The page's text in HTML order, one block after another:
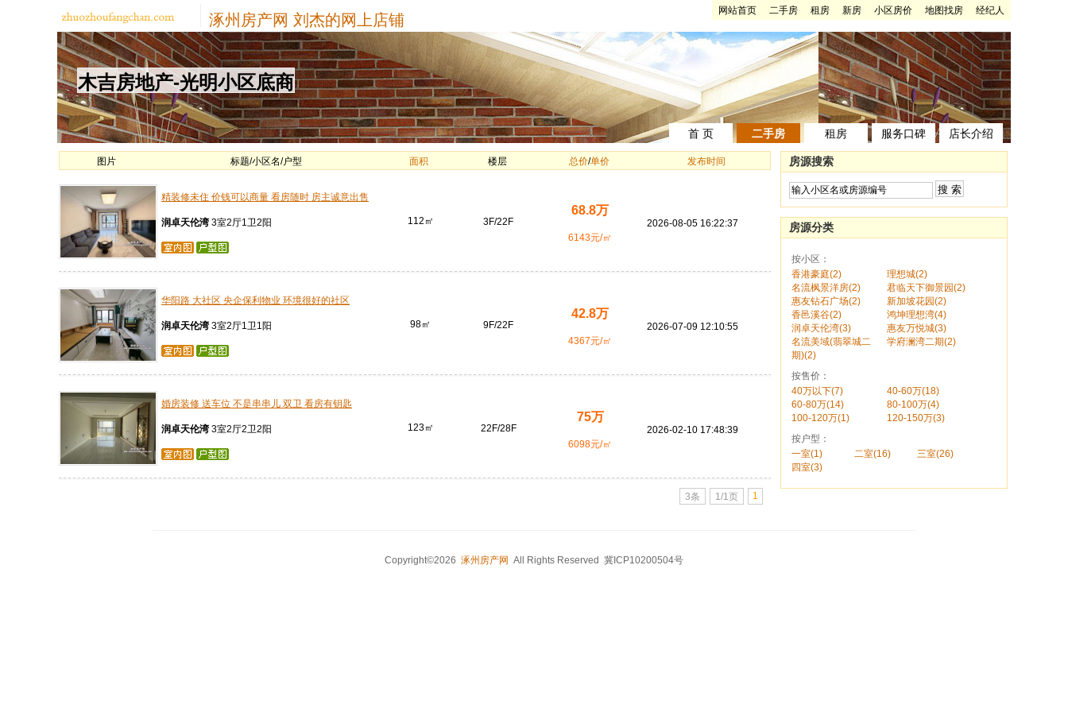
涿州房产网 刘杰的网上店铺
网站首页 二手房 租房 新房 小区房价 地图找房 经纪人
木吉房地产-光明小区底商
首 页 二手房 租房 服务口碑 店长介绍
图片 标题/小区名/户型 面积 楼层 总价/单价 发布时间
精装修未住 价钱可以商量 看房随时 房主诚意出售
润卓天伦湾 3室2厅1卫2阳 112㎡ 3F/22F
68.8万
6143元/㎡
2026-08-05 16:22:37
华阳路 大社区 央企保利物业 环境很好的社区
润卓天伦湾 3室2厅1卫1阳 98㎡ 9F/22F
42.8万
4367元/㎡
2026-07-09 12:10:55
婚房装修 送车位 不是串串儿 双卫 看房有钥匙
润卓天伦湾 3室2厅2卫2阳 123㎡ 22F/28F
75万
6098元/㎡
2026-02-10 17:48:39
3条 1/1页 1
房源搜索
房源分类
按小区：
香港豪庭(2)
理想城(2)
名流枫景洋房(2)
君临天下御景园(2)
惠友钻石广场(2)
新加坡花园(2)
香邑溪谷(2)
鸿坤理想湾(4)
润卓天伦湾(3)
惠友万悦城(3)
名流美域(翡翠城二
期)(2)
学府澜湾二期(2)
按售价：
40万以下(7)
40-60万(18)
60-80万(14)
80-100万(4)
100-120万(1)
120-150万(3)
按户型：
一室(1)
二室(16)
三室(26)
四室(3)
Copyright©2026 涿州房产网 All Rights Reserved 冀ICP10200504号